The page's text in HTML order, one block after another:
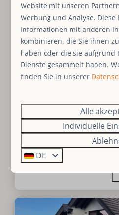
Appartment Bergzeit
Deutschland, Sauerland,
4
1 Nein
Ja
5 Minuten von
Direkt an der
Sauna
Wellness
Golf
Website mit unseren
Werbung und Analyse. Diese
Informationen mit anderen
kombinieren, die Sie ihnen
haben oder die sie
Dienste gesammelt haben.
finden Sie in unserer
Alle
Individuelle
DE